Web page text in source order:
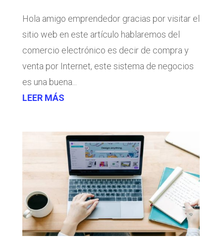
Hola amigo emprendedor gracias por visitar el
sitio web en este artículo hablaremos del
comercio electrónico es decir de compra y
venta por Internet, este sistema de negocios
es una buena...
LEER MÁS